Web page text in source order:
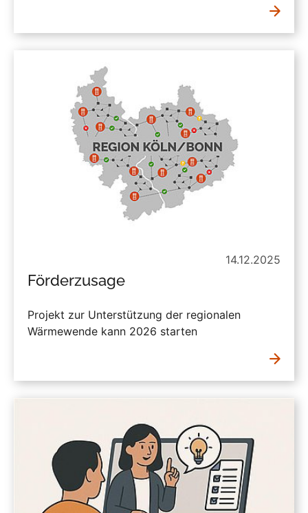
14.12.2025
Förderzusage
Projekt zur Unterstützung der regionalen
Wärmewende kann 2026 starten